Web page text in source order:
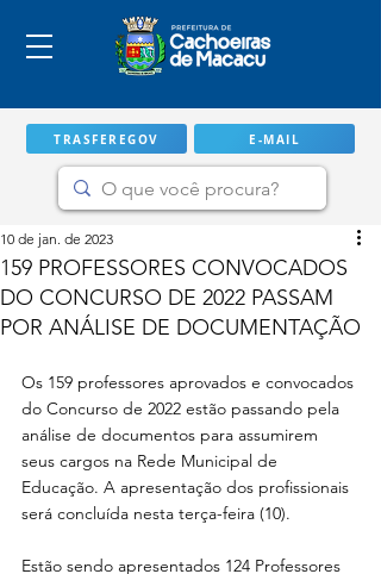
TRASFEREGOV E-MAIL
IMPORTANTE
159 PROFESSORES CONVOCADOS
DO CONCURSO DE 2022 PASSAM
POR ANÁLISE DE DOCUMENTAÇÃO
10 de jan. de 2023
Os 159 professores aprovados e convocados
do Concurso de 2022 estão passando pela
análise de documentos para assumirem
seus cargos na Rede Municipal de
Educação. A apresentação dos profissionais
será concluída nesta terça-feira (10).
Estão sendo apresentados 124 Professores